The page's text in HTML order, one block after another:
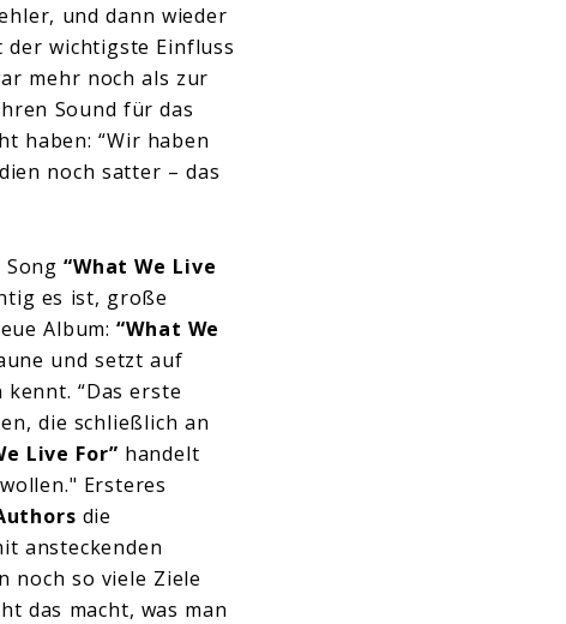
und dann wieder
wichtigste Einfluss
mehr noch als zur
Sound für das
haben: “Wir haben
noch satter – das
Song“What We Live
es ist, große
Album:“What We
und setzt auf
“Das erste
die schließlich an
Live For” handelt
Ersteres
die
ansteckenden
noch so viele Ziele
das macht, was man